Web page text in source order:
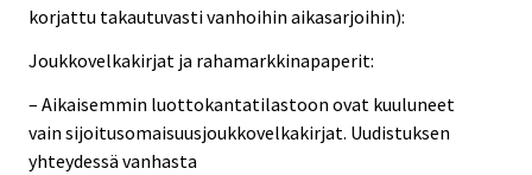
korjattu takautuvasti vanhoihin aikasarjoihin):
Joukkovelkakirjat ja rahamarkkinapaperit:
– Aikaisemmin luottokantatilastoon ovat kuuluneet
vain sijoitusomaisuusjoukkovelkakirjat. Uudistuksen
yhteydessä vanhasta